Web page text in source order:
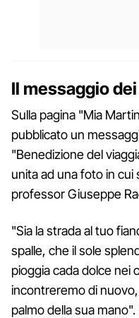
Il messaggio
Sulla pagina "Mia
pubblicato un
"Benedizione del
unita ad una foto in
professor Giuseppe
"Sia la strada al tuo
spalle, che il sole
pioggia cada dolce nei
incontreremo di
palmo della sua